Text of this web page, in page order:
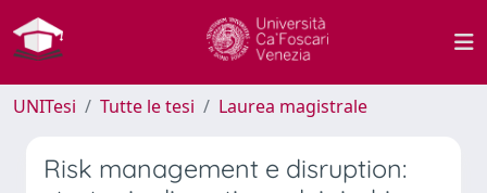
UNITesi Tutte le tesi Laurea magistrale
Risk management e disruption: